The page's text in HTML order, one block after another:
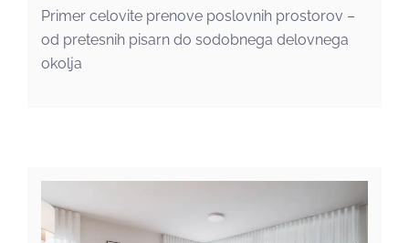
Primer celovite prenove poslovnih prostorov –
od pretesnih pisarn do sodobnega delovnega
okolja